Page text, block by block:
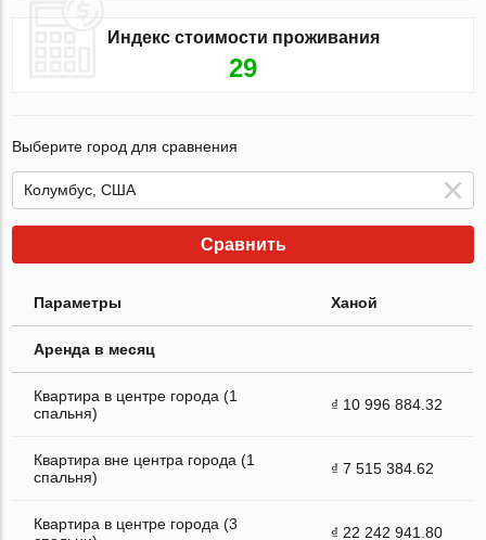
Индекс стоимости проживания
29
Выберите город для сравнения
Сравнить
Параметры Ханой
Аренда в месяц
Квартира в центре города (1
спальня)
₫ 10 996 884.32
Квартира вне центра города (1
спальня)
₫ 7 515 384.62
Квартира в центре города (3
₫ 22 242 941.80